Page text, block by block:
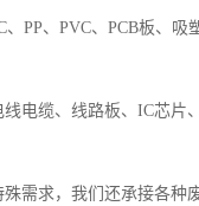
PP、PVC、PCB板、
电缆、线路板、IC芯
需求，我们还承接各种